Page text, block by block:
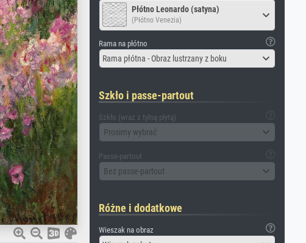
Płótno Leonardo (satyna)
(Płótno Venezia)
Rama na płótno
Rama płótna - Obraz lustrzany z boku
Szkło i passe-partout
Szkło (wraz z tylną płytą)
Prosimy wybrać
Passe-partout
Bez passe-partout
Różne i dodatkowe
Wieszak na obraz